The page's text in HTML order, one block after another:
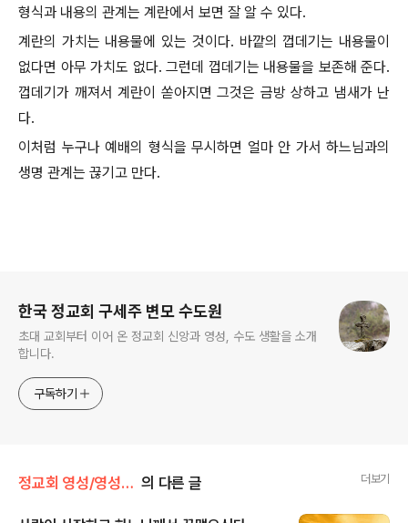
형식과 내용의 관계는 계란에서 보면 잘 알 수 있다.
계란의 가치는 내용물에 있는 것이다. 바깥의 껍데기는 내용물이
없다면 아무 가치도 없다. 그런데 껍데기는 내용물을 보존해 준다.
껍데기가 깨져서 계란이 쏟아지면 그것은 금방 상하고 냄새가 난
다.
이처럼 누구나 예배의 형식을 무시하면 얼마 안 가서 하느님과의
생명 관계는 끊기고 만다.
한국 정교회 구세주 변모 수도원
초대 교회부터 이어 온 정교회 신앙과 영성, 수도 생활을 소개
합니다.
구독하기
정교회 영성/영성의 샘터 의 다른 글 더보기